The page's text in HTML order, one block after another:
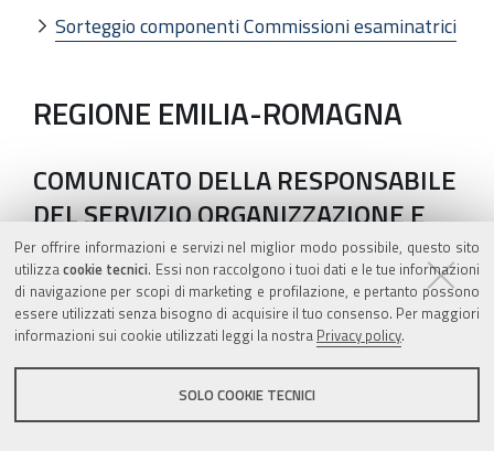
Per offrire informazioni e servizi nel miglior modo possibile, questo sito
utilizzacookie tecnici. Essi non raccolgono i tuoi dati e le tue informazioni
di navigazione per scopi di marketing e profilazione, e pertanto possono
essere utilizzati senza bisogno di acquisire il tuo consenso. Per maggiori
informazioni sui cookie utilizzati leggi la nostra Privacy policy.
SOLO COOKIE TECNICI
Sorteggio componenti Commissioni esaminatrici
REGIONE EMILIA-ROMAGNA
COMUNICATO DELLA RESPONSABILE
DEL SERVIZIO ORGANIZZAZIONE E
SVILUPPO
Avviso di selezione tramite procedura
comparativa per incarichi professionali di lavoro